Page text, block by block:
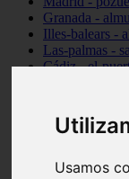
Usamos
Granada -
Illes-balears -
Las-palmas -
Cádiz - el-
Santa-cruz-
Cantabria -
Granada -